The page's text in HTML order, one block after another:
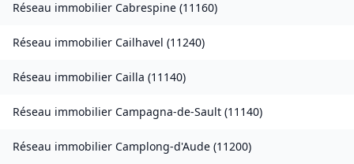
Réseau immobilier Cabrespine (11160)
Réseau immobilier Cailhavel (11240)
Réseau immobilier Cailla (11140)
Réseau immobilier Campagna-de-Sault (11140)
Réseau immobilier Camplong-d'Aude (11200)